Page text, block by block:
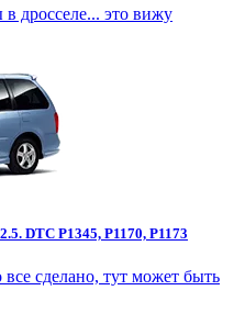
дросселе... это вижу
DTC P1345, P1170, P1173
сделано, тут может быть